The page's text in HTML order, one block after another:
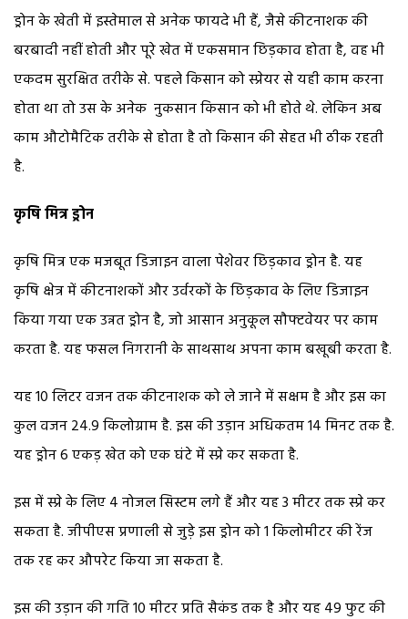
ड्रोन के खेती में इस्तेमाल से अनेक फायदे भी हैं, जैसे कीटनाशक की
बरबादी नहीं होती और पूरे खेत में एकसमान छिड़काव होता है, वह भी
एकदम सुरक्षित तरीके से. पहले किसान को स्प्रेयर से यही काम करना
होता था तो उस के अनेक नुकसान किसान को भी होते थे. लेकिन अब
काम औटोमैटिक तरीके से होता है तो किसान की सेहत भी ठीक रहती
है.
कृषि मित्र ड्रोन
कृषि मित्र एक मजबूत डिजाइन वाला पेशेवर छिड़काव ड्रोन है. यह
कृषि क्षेत्र में कीटनाशकों और उर्वरकों के छिड़काव के लिए डिजाइन
किया गया एक उन्नत ड्रोन है, जो आसान अनुकूल सौफ्टवेयर पर काम
करता है. यह फसल निगरानी के साथसाथ अपना काम बखूबी करता है.
यह 10 लिटर वजन तक कीटनाशक को ले जाने में सक्षम है और इस का
कुल वजन 24.9 किलोग्राम है. इस की उड़ान अधिकतम 14 मिनट तक है.
यह ड्रोन 6 एकड़ खेत को एक घंटे में स्प्रे कर सकता है.
इस में स्प्रे के लिए 4 नोजल सिस्टम लगे हैं और यह 3 मीटर तक स्प्रे कर
सकता है. जीपीएस प्रणाली से जुड़े इस ड्रोन को 1 किलोमीटर की रेंज
तक रह कर औपरेट किया जा सकता है.
इस की उड़ान की गति 10 मीटर प्रति सैकंड तक है और यह 49 फुट की